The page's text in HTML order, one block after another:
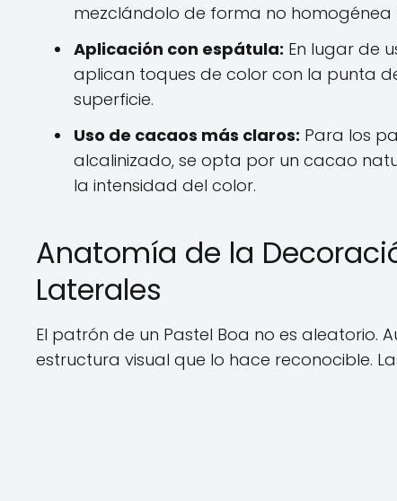
mezclándolo de forma no
Aplicación con espátula: En lugar de
aplican toques de color con la punta
superficie.
Uso de cacaos más claros: Para los
alcalinizado, se opta por un cacao
la intensidad del color.
Anatomía de la
Laterales
El patrón de un Pastel Boa no es aleatorio.
estructura visual que lo hace reconocible.